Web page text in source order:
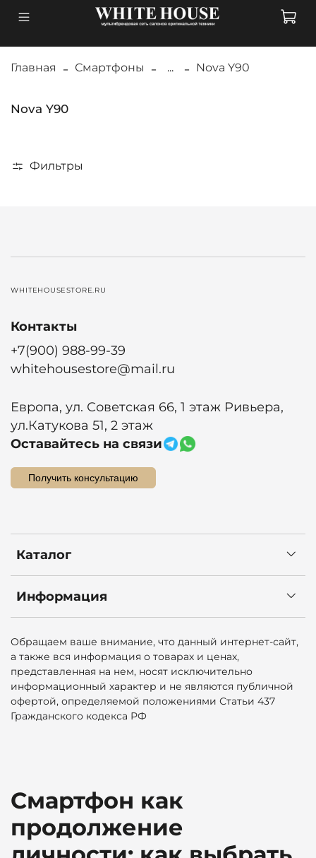
Главная Смартфоны ... Nova Y90
Nova Y90
Фильтры
WHITEHOUSESTORE.RU
Каталог
Информация
Контакты
+7(900) 988-99-39
whitehousestore@mail.ru
Европа, ул. Советская 66, 1 этаж Ривьера,
ул.Катукова 51, 2 этаж
Оставайтесь на связи
Получить консультацию
Обращаем ваше внимание, что данный интернет-сайт,
а также вся информация о товарах и ценах,
представленная на нем, носят исключительно
информационный характер и не являются публичной
офертой, определяемой положениями Статьи 437
Гражданского кодекса РФ
Смартфон как
продолжение